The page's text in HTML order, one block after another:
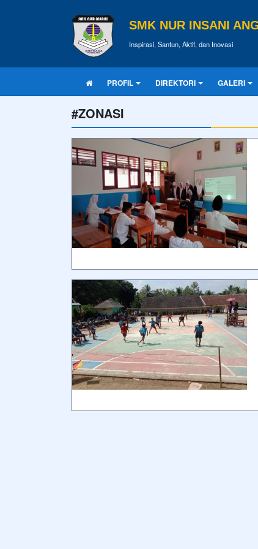
SMK NUR INSANI
Inspirasi, Santun, Aktif, dan Inovasi
PROFIL DIREKTORI GALERI
#ZONASI